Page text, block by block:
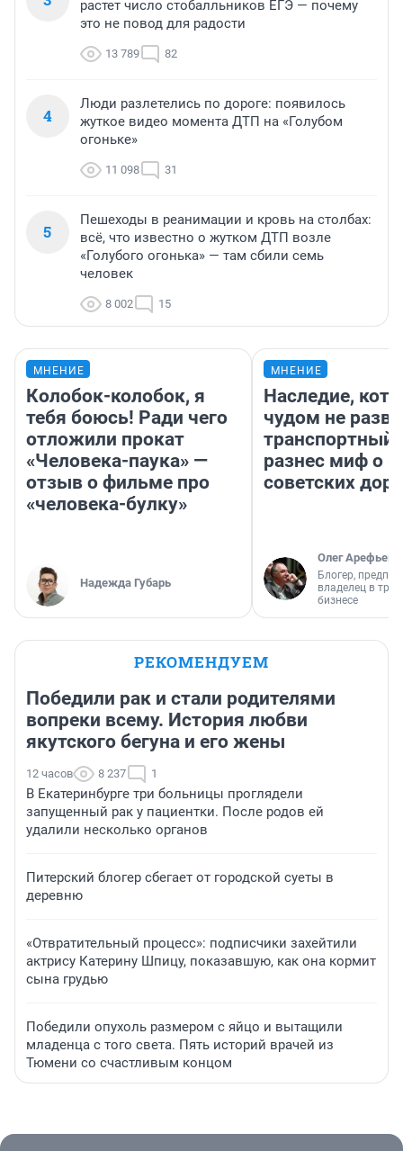
растет число стобалльников ЕГЭ — почему
это не повод для радости
13 789 82
4
Люди разлетелись по дороге: появилось
жуткое видео момента ДТП на «Голубом
огоньке»
11 098 31
5
Пешеходы в реанимации и кровь на столбах:
всё, что известно о жутком ДТП возле
«Голубого огонька» — там сбили семь
человек
8 002 15
МНЕНИЕ
Колобок-колобок, я
тебя боюсь! Ради чего
отложили прокат
«Человека-паука» —
отзыв о фильме про
«человека-булку»
Надежда Губарь
МНЕНИЕ
Наследие,
чудом не
транспортный
разнес миф о
советских
Олег Арефьев
Блогер,
владелец в
бизнесе
РЕКОМЕНДУЕМ
Победили рак и стали родителями
вопреки всему. История любви
якутского бегуна и его жены
12 часов 8 237 1
В Екатеринбурге три больницы проглядели
запущенный рак у пациентки. После родов ей
удалили несколько органов
Питерский блогер сбегает от городской суеты в
деревню
«Отвратительный процесс»: подписчики захейтили
актрису Катерину Шпицу, показавшую, как она кормит
сына грудью
Победили опухоль размером с яйцо и вытащили
младенца с того света. Пять историй врачей из
Тюмени со счастливым концом